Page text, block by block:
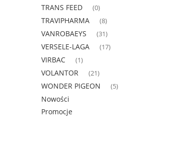
TRANS FEED (0)
TRAVIPHARMA (8)
VANROBAEYS (31)
VERSELE-LAGA (17)
VIRBAC (1)
VOLANTOR (21)
WONDER PIGEON (5)
Nowości
Promocje